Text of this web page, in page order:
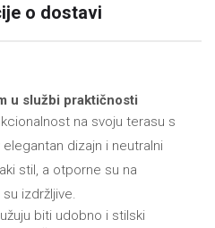
o dostavi
u službi praktičnosti
na svoju terasu s
dizajn i neutralni
stil, a otporne su na
izdržljive.
biti udobno i stilski